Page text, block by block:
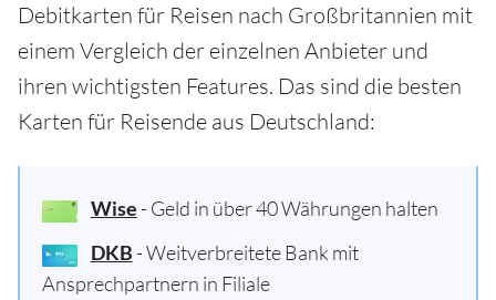
Debitkarten für Reisen nach Großbritannien mit
einem Vergleich der einzelnen Anbieter und
ihren wichtigsten Features. Das sind die besten
Karten für Reisende aus Deutschland:
Wise - Geld in über 40 Währungen halten
DKB - Weitverbreitete Bank mit
Ansprechpartnern in Filiale